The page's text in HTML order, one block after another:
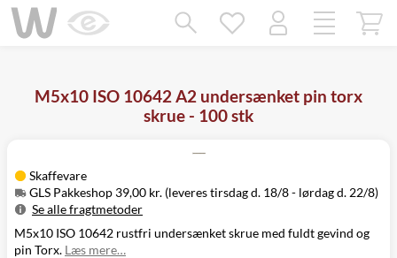
M5x10 ISO 10642 A2 undersænket pin torx
skrue - 100 stk
Skaffevare
GLS Pakkeshop 39,00 kr. (leveres tirsdag d. 18/8 - lørdag d. 22/8)
Se alle fragtmetoder
Metode
Pris
Leveres
M5x10 ISO 10642 rustfri undersænket skrue med fuldt gevind og
pin Torx. Læs mere…
Mangler chatten?
Ret samtykke!